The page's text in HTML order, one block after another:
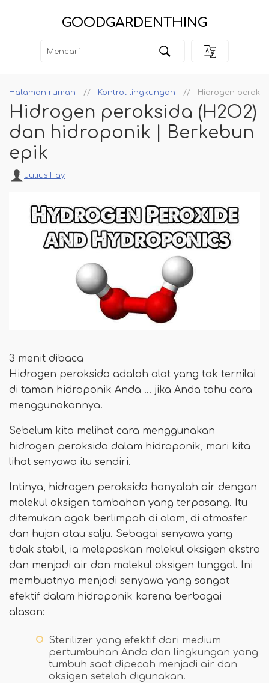
GOODGARDENTHING
Halaman rumah Kontrol lingkungan Hidrogen
Hidrogen peroksida (H2O2)
dan hidroponik | Berkebun
epik
Julius Fay
3 menit dibaca
Hidrogen peroksida adalah alat yang tak ternilai
di taman hidroponik Anda ... jika Anda tahu cara
menggunakannya.
Sebelum kita melihat cara menggunakan
hidrogen peroksida dalam hidroponik, mari kita
lihat senyawa itu sendiri.
Intinya, hidrogen peroksida hanyalah air dengan
molekul oksigen tambahan yang terpasang. Itu
ditemukan agak berlimpah di alam, di atmosfer
dan hujan atau salju. Sebagai senyawa yang
tidak stabil, ia melepaskan molekul oksigen ekstra
dan menjadi air dan molekul oksigen tunggal. Ini
membuatnya menjadi senyawa yang sangat
efektif dalam hidroponik karena berbagai
alasan:
Sterilizer yang efektif dari medium
pertumbuhan Anda dan lingkungan yang
tumbuh saat dipecah menjadi air dan
oksigen setelah digunakan.